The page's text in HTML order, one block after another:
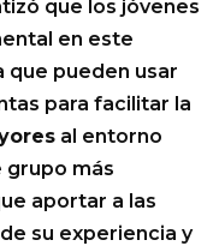
que los jóvenes
en este
que pueden usar
para facilitar la
al entorno
grupo más
aportar a las
su experiencia y